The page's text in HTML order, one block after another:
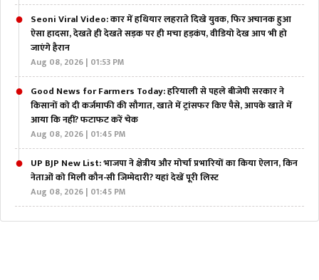
Seoni Viral Video: कार में हथियार लहराते दिखे युवक, फिर अचानक हुआ
ऐसा हादसा, देखते ही देखते सड़क पर ही मचा हड़कंप, वीडियो देख आप भी हो
जाएंगे हैरान
Aug 08, 2026 | 01:53 PM
Good News for Farmers Today: हरियाली से पहले बीजेपी सरकार ने
किसानों को दी कर्जमाफी की सौगात, खाते में ट्रांसफर किए पैसे, आपके खाते में
आया कि नहीं? फटाफट करें चेक
Aug 08, 2026 | 01:45 PM
UP BJP New List: भाजपा ने क्षेत्रीय और मोर्चा प्रभारियों का किया ऐलान, किन
नेताओं को मिली कौन-सी जिम्मेदारी? यहां देखें पूरी लिस्ट
Aug 08, 2026 | 01:45 PM